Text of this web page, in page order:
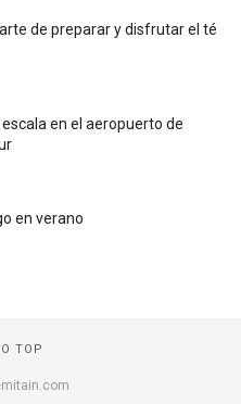
de preparar y disfrutar el té
en el aeropuerto de
en verano
TOP